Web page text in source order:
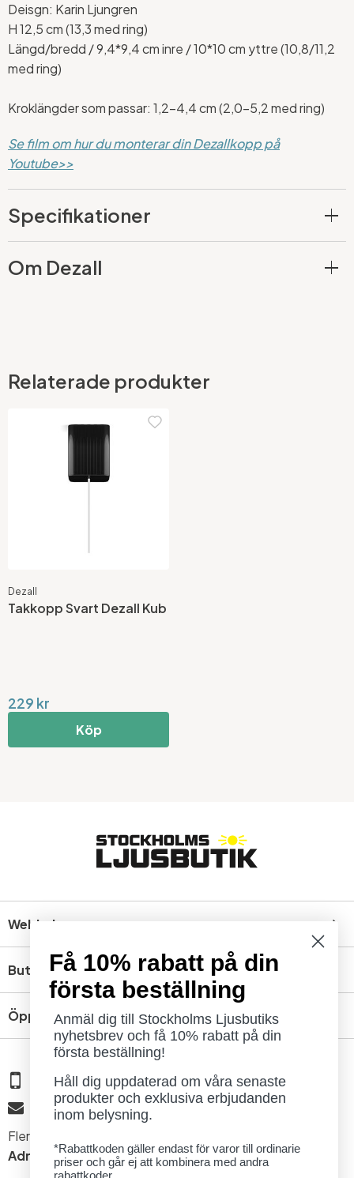
Deisgn: Karin Ljungren
H 12,5 cm (13,3 med ring)
Längd/bredd / 9,4*9,4 cm inre / 10*10 cm yttre (10,8/11,2
med ring)
Kroklängder som passar: 1,2-4,4 cm (2,0-5,2 med ring)
Se film om hur du monterar din Dezallkopp på
Youtube>>
Specifikationer
Om Dezall
Relaterade produkter
Dezall
Takkopp Svart Dezall Kub
229 kr
Köp
Webbshop
Butik
Öppettider
08 - 654 29 00
info@ljusbutik.se
Fler kontaktuppgifter »
Adress:
Kungsholmsgatan 6, 112 27 Stockholm
Få 10% rabatt på din
första beställning
Anmäl dig till Stockholms Ljusbutiks
nyhetsbrev och få 10% rabatt på din
första beställning!
Håll dig uppdaterad om våra senaste
produkter och exklusiva erbjudanden
inom belysning.
*Rabattkoden gäller endast för varor till ordinarie
priser och går ej att kombinera med andra
rabattkoder.